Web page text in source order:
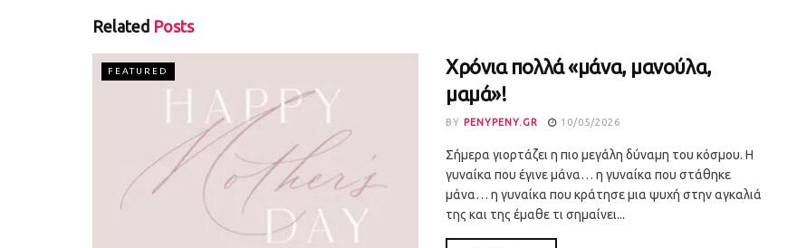
Related Posts
FEATURED
Χρόνια πολλά «μάνα, μανούλα,
μαμά»!
BY PENYPENY.GR 10/05/2026
Σήμερα γιορτάζει η πιο μεγάλη δύναμη του κόσμου. Η
γυναίκα που έγινε μάνα… η γυναίκα που στάθηκε
μάνα… η γυναίκα που κράτησε μια ψυχή στην αγκαλιά
της και της έμαθε τι σημαίνει...